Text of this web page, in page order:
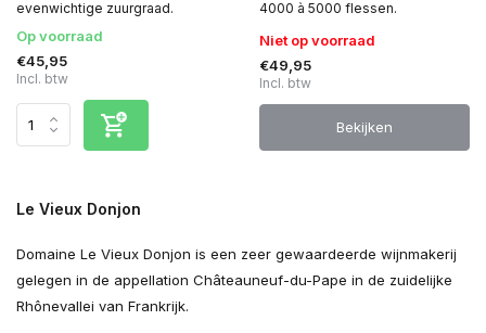
evenwichtige zuurgraad.
Op voorraad
€45,95
Incl. btw
4000 à 5000 flessen.
Niet op voorraad
€49,95
Incl. btw
Bekijken
Le Vieux Donjon
Domaine Le Vieux Donjon is een zeer gewaardeerde wijnmakerij
gelegen in de appellation Châteauneuf-du-Pape in de zuidelijke
Rhônevallei van Frankrijk.